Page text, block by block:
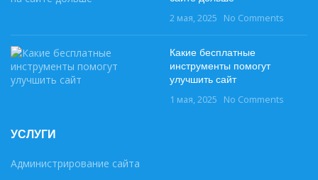
2 мая, 2025 No Comments
Какие бесплатные
инструменты помогут
улучшить сайт
1 мая, 2025 No Comments
УСЛУГИ
Администрирование сайта